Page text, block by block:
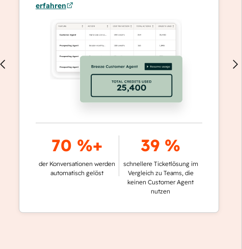
erfahren
70 %+
der Konversationen werden
automatisch gelöst
39 %
schnellere Ticketlösung im
Vergleich zu Teams, die
keinen Customer Agent
nutzen